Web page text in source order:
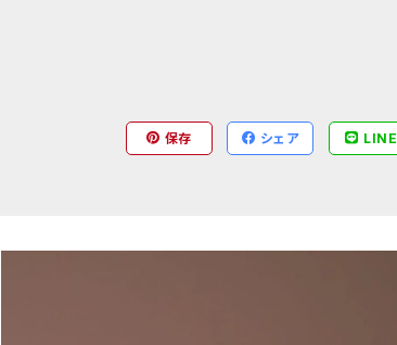
保存 シェア LINE